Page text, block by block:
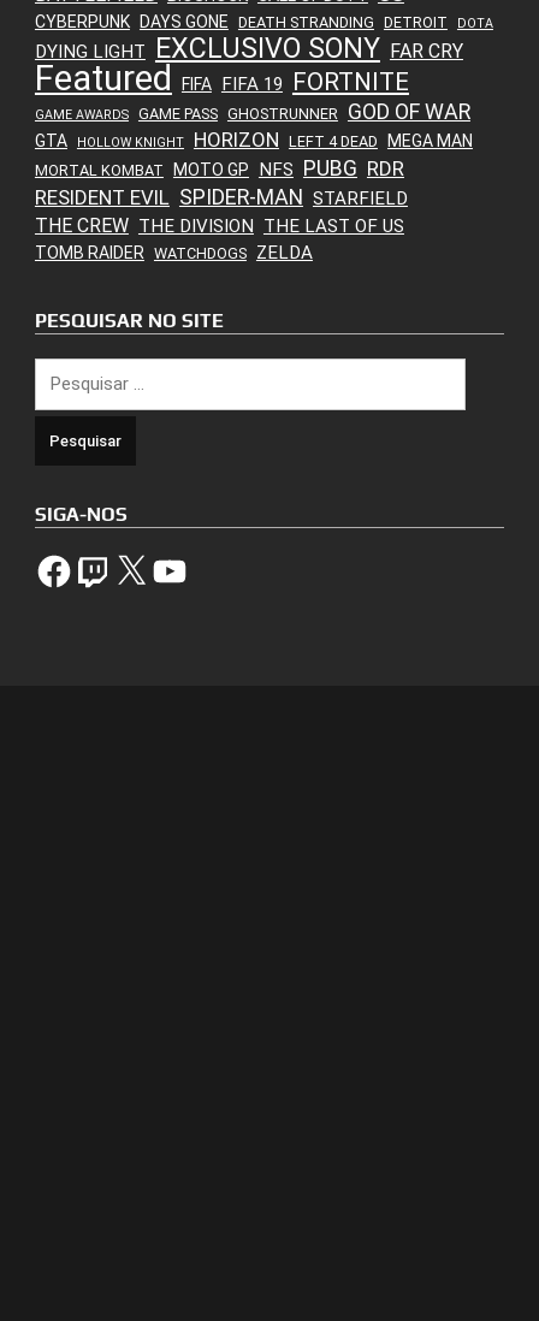
CYBERPUNK DAYS GONE DEATH STRANDING DETROIT DOTA
DYING LIGHT EXCLUSIVO SONY FAR CRY
Featured FIFA FIFA 19 FORTNITE
GAME AWARDS GAME PASS GHOSTRUNNER GOD OF WAR
GTA HOLLOW KNIGHT HORIZON LEFT 4 DEAD MEGA MAN
MORTAL KOMBAT MOTO GP NFS PUBG RDR
RESIDENT EVIL SPIDER-MAN STARFIELD
THE CREW THE DIVISION THE LAST OF US
TOMB RAIDER WATCHDOGS ZELDA
PESQUISAR NO SITE
por:
SIGA-NOS
FacebookTwitch X YouTube